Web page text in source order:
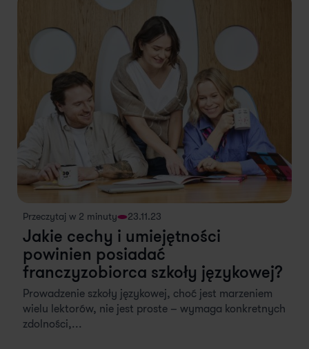
Przeczytaj w 2 minuty 23.11.23
Jakie cechy i umiejętności
powinien posiadać
franczyzobiorca szkoły językowej?
Prowadzenie szkoły językowej, choć jest marzeniem
wielu lektorów, nie jest proste – wymaga konkretnych
zdolności,...